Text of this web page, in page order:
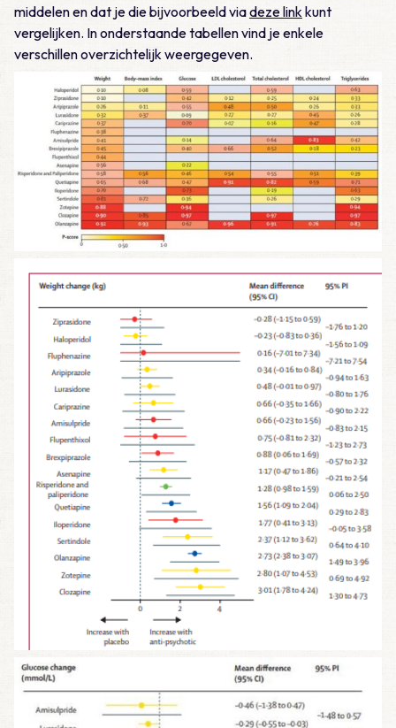
middelen en dat je die bijvoorbeeld viadeze linkkunt
vergelijken. In onderstaande tabellen vind je enkele
verschillen overzichtelijk weergegeven.